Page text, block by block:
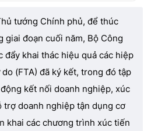
tướng Chính phủ, để thúc
giai đoạn cuối năm, Bộ Công
đẩy khai thác hiệu quả các hiệp
(FTA) đã ký kết, trong đó tập
kết nối doanh nghiệp, xúc
trợ doanh nghiệp tận dụng cơ
khai các chương trình xúc tiến